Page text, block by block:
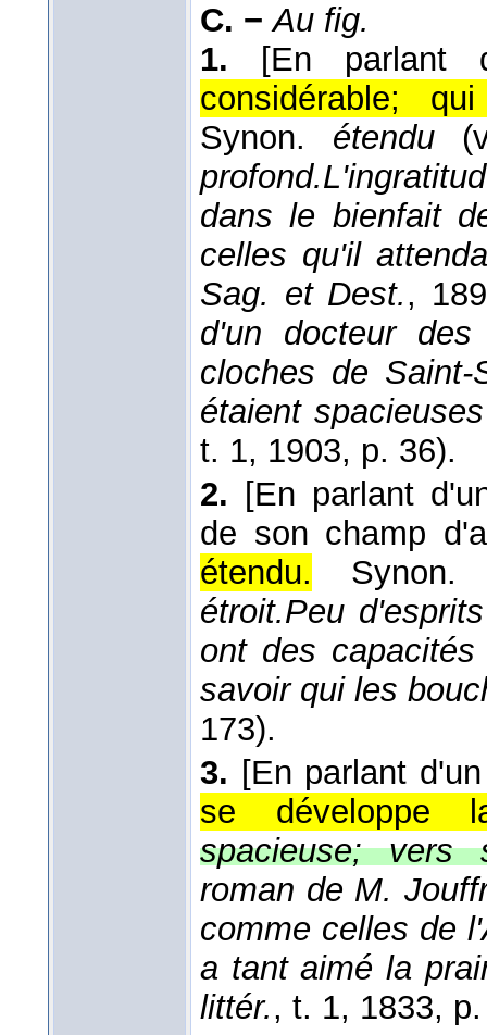
C. − Au fig.
1.
[En parlant
considérable;
Synon. étendu
profond.
dans le bienfait
celles qu'il
Sag. et Dest.,
d'un docteur
cloches de
étaient
t. 1, 1903, p. 36).
2. [En parlant
de son champ
étendu.
étroit.Peu
ont des
savoir qui les
173).
3. [En parlant
se développe
spacieuse; vers
roman de M.
comme celles de
a tant aimé la
littér., t. 1, 1833,